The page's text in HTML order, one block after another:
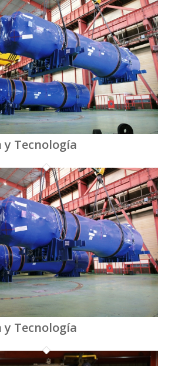
y Tecnología
y Tecnología